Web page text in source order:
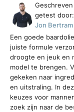
getest door:
Jon Bertram
Een goede
juiste formule
droogte en jeuk en
model te brengen.
gekeken naar
en uitstraling. In
keuzes voor
zoek zijn naar de